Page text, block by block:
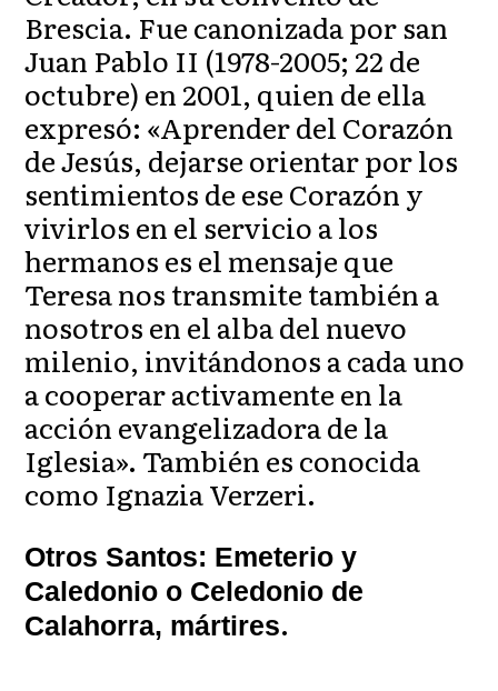
Brescia. Fue canonizada por san
Juan Pablo II (1978-2005; 22 de
octubre) en 2001, quien de ella
expresó: «Aprender del Corazón
de Jesús, dejarse orientar por los
sentimientos de ese Corazón y
vivirlos en el servicio a los
hermanos es el mensaje que
Teresa nos transmite también a
nosotros en el alba del nuevo
milenio, invitándonos a cada uno
a cooperar activamente en la
acción evangelizadora de la
Iglesia». También es conocida
como Ignazia Verzeri.
Otros Santos: Emeterio y
Caledonio o Celedonio de
Calahorra, mártires.